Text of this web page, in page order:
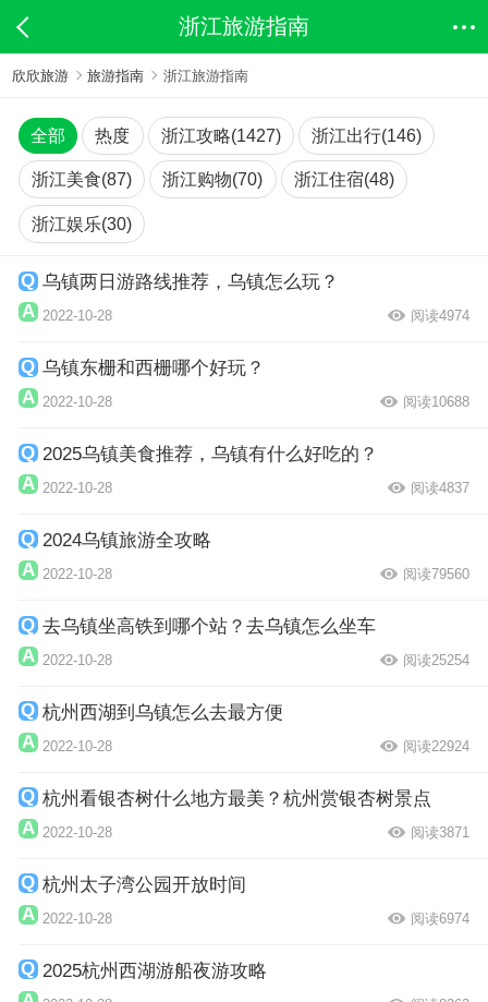
浙江旅游指南
欣欣旅游 旅游指南 浙江旅游指南
全部 热度 浙江攻略(1427) 浙江出行(146)
浙江美食(87) 浙江购物(70) 浙江住宿(48)
浙江娱乐(30)
乌镇两日游路线推荐，乌镇怎么玩？
2022-10-28 阅读4974
乌镇东栅和西栅哪个好玩？
2022-10-28 阅读10688
2025乌镇美食推荐，乌镇有什么好吃的？
2022-10-28 阅读4837
2024乌镇旅游全攻略
2022-10-28 阅读79560
去乌镇坐高铁到哪个站？去乌镇怎么坐车
2022-10-28 阅读25254
杭州西湖到乌镇怎么去最方便
2022-10-28 阅读22924
杭州看银杏树什么地方最美？杭州赏银杏树景点
2022-10-28 阅读3871
杭州太子湾公园开放时间
2022-10-28 阅读6974
2025杭州西湖游船夜游攻略